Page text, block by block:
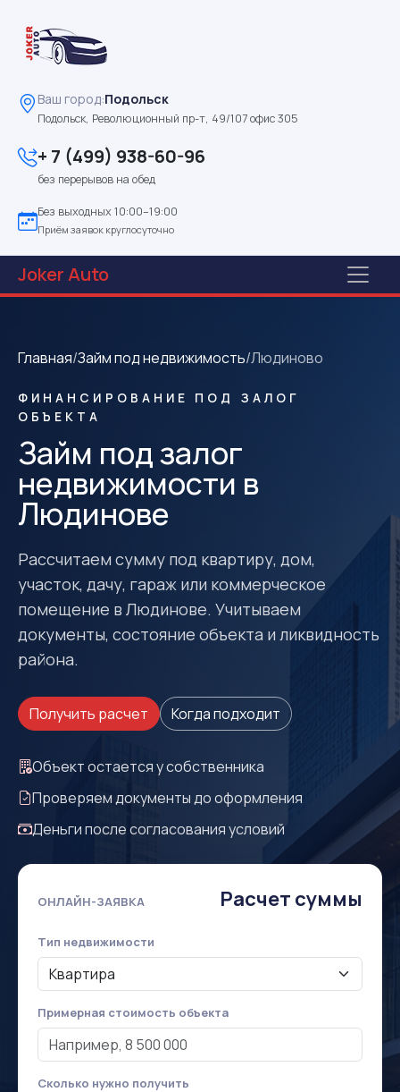
Ваш город:Подольск
Подольск, Революционный пр-т, 49/107 офис 305
+ 7 (499) 938-60-96
без перерывов на обед
Без выходных 10:00–19:00
Приём заявок круглосуточно
JokerAuto
Главная/Займ под недвижимость/Людиново
ФИНАНСИРОВАНИЕ ПОД ЗАЛОГ
ОБЪЕКТА
Займ под залог
недвижимости в
Людинове
Рассчитаем сумму под квартиру, дом,
участок, дачу, гараж или коммерческое
помещение в Людинове. Учитываем
документы, состояние объекта и ликвидность
района.
Получить расчет Когда подходит
Объект остается у собственника
Проверяем документы до оформления
Деньги после согласования условий
ОНЛАЙН-ЗАЯВКА Расчет суммы
Тип недвижимости
Примерная стоимость объекта
Сколько нужно получить